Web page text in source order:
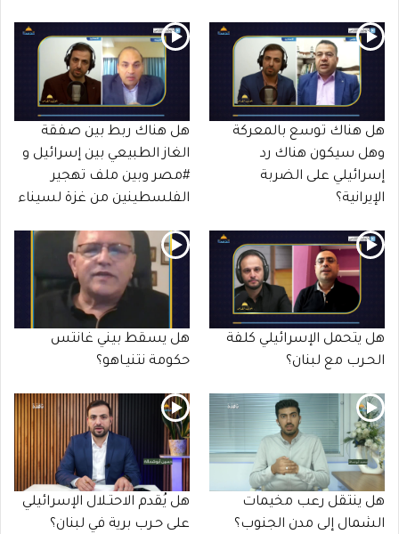
هل هناك توسع بالمعركة
وهل سيكون هناك رد
إسرائيلي على الضربة
الإيرانية؟
هل هناك ربط بين صفقة
الغاز الطبيعي بين إسرائيل و
#مصر وبين ملف تهجير
الفلسطينين من غزة لسيناء
هل يتحمل الإسرائيلي كلفة
الحـرب مع لبنان؟
هل يسقط بيني غانتس
حكومة نتنيـاهو؟
هل ينتقل رعب مخيمات
الشمال إلى مدن الجنوب؟
هل يُقدم الاحتـلال الإسرائيلي
على حـرب برية في لبنان؟